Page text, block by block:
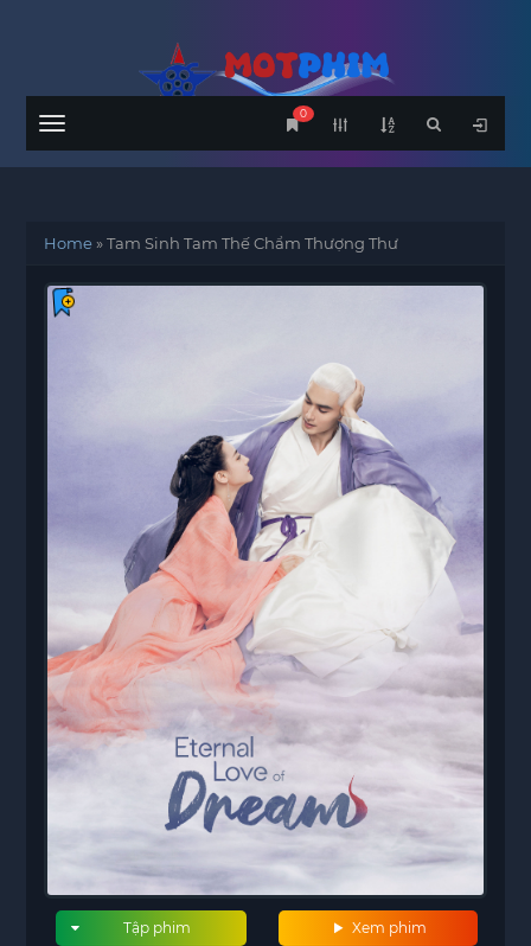
Menu
0
Home»Tam Sinh Tam Thế Chẩm Thượng Thư
Xem phim
Tập phim